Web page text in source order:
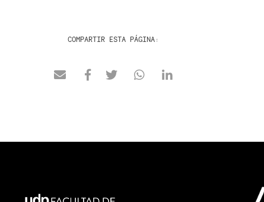
COMPARTIR ESTA PÁGINA: